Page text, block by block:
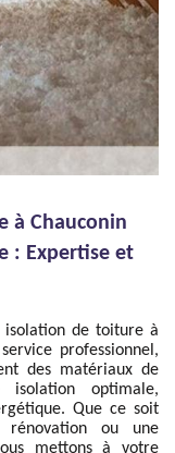
à Chauconin
: Expertise et
isolation de toiture à
professionnel,
des matériaux de
optimale,
Que ce soit
rénovation ou une
mettons à votre